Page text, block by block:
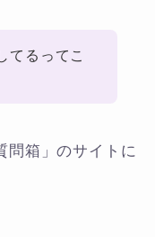
てるってこ
問箱」のサイトに